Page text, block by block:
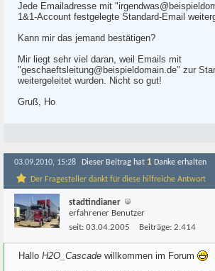
Jede Emailadresse mit
1&1-Account festgelegte Standard-Email
Kann mir das jemand bestätigen?
Mir liegt sehr viel daran, weil Emails mit
"geschaeftsleitung@beispieldomain.de" zur
weitergeleitet wurden. Nicht so gut!
Gruß, Ho
03.09.2010, 15:28 Dieser Beitrag hat 1 Danke erhalten
Der Fragesteller dankt für diese hilfreiche Antwort
stadtindianer
erfahrener Benutzer
seit: 03.04.2005 Beiträge: 2.414
Hallo H2O_Cascade willkommen im Forum